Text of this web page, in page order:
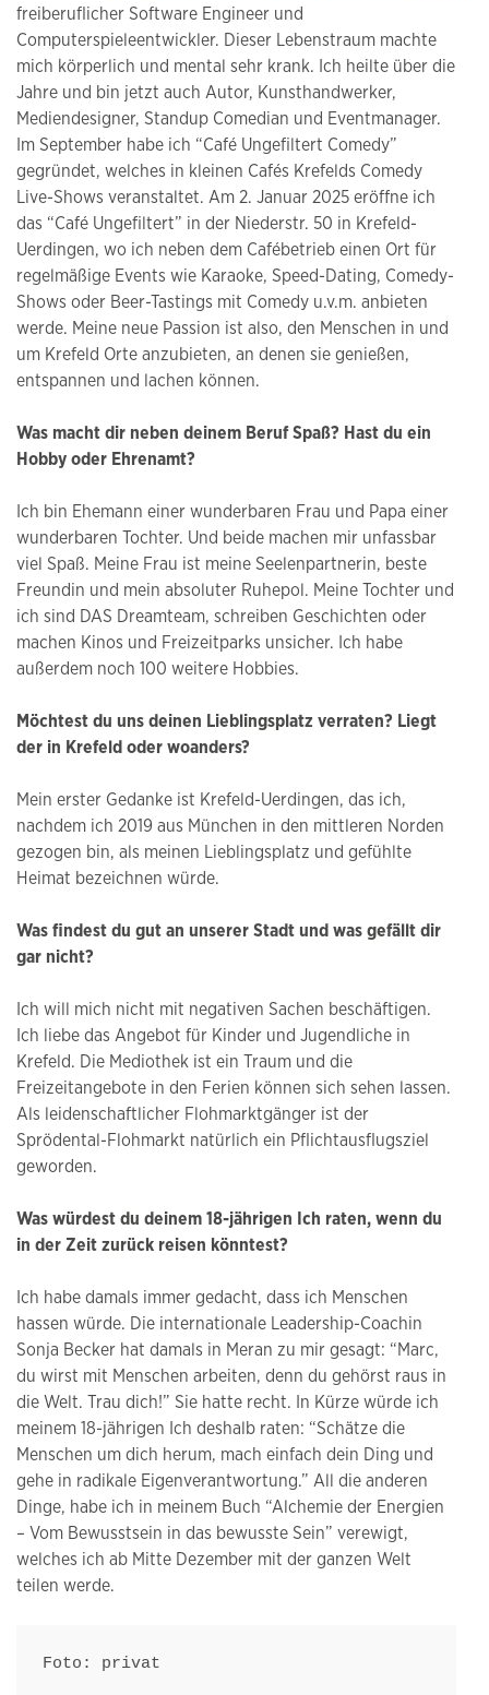
freiberuflicher Software Engineer und
Computerspieleentwickler. Dieser Lebenstraum machte
mich körperlich und mental sehr krank. Ich heilte über die
Jahre und bin jetzt auch Autor, Kunsthandwerker,
Mediendesigner, Standup Comedian und Eventmanager.
Im September habe ich “Café Ungefiltert Comedy”
gegründet, welches in kleinen Cafés Krefelds Comedy
Live-Shows veranstaltet. Am 2. Januar 2025 eröffne ich
das “Café Ungefiltert” in der Niederstr. 50 in Krefeld-
Uerdingen, wo ich neben dem Cafébetrieb einen Ort für
regelmäßige Events wie Karaoke, Speed-Dating, Comedy-
Shows oder Beer-Tastings mit Comedy u.v.m. anbieten
werde. Meine neue Passion ist also, den Menschen in und
um Krefeld Orte anzubieten, an denen sie genießen,
entspannen und lachen können.
Was macht dir neben deinem Beruf Spaß? Hast du ein
Hobby oder Ehrenamt?
Ich bin Ehemann einer wunderbaren Frau und Papa einer
wunderbaren Tochter. Und beide machen mir unfassbar
viel Spaß. Meine Frau ist meine Seelenpartnerin, beste
Freundin und mein absoluter Ruhepol. Meine Tochter und
ich sind DAS Dreamteam, schreiben Geschichten oder
machen Kinos und Freizeitparks unsicher. Ich habe
außerdem noch 100 weitere Hobbies.
Möchtest du uns deinen Lieblingsplatz verraten? Liegt
der in Krefeld oder woanders?
Mein erster Gedanke ist Krefeld-Uerdingen, das ich,
nachdem ich 2019 aus München in den mittleren Norden
gezogen bin, als meinen Lieblingsplatz und gefühlte
Heimat bezeichnen würde.
Was findest du gut an unserer Stadt und was gefällt dir
gar nicht?
Ich will mich nicht mit negativen Sachen beschäftigen.
Ich liebe das Angebot für Kinder und Jugendliche in
Krefeld. Die Mediothek ist ein Traum und die
Freizeitangebote in den Ferien können sich sehen lassen.
Als leidenschaftlicher Flohmarktgänger ist der
Sprödental-Flohmarkt natürlich ein Pflichtausflugsziel
geworden.
Was würdest du deinem 18-jährigen Ich raten, wenn du
in der Zeit zurück reisen könntest?
Ich habe damals immer gedacht, dass ich Menschen
hassen würde. Die internationale Leadership-Coachin
Sonja Becker hat damals in Meran zu mir gesagt: “Marc,
du wirst mit Menschen arbeiten, denn du gehörst raus in
die Welt. Trau dich!” Sie hatte recht. In Kürze würde ich
meinem 18-jährigen Ich deshalb raten: “Schätze die
Menschen um dich herum, mach einfach dein Ding und
gehe in radikale Eigenverantwortung.” All die anderen
Dinge, habe ich in meinem Buch “Alchemie der Energien
– Vom Bewusstsein in das bewusste Sein” verewigt,
welches ich ab Mitte Dezember mit der ganzen Welt
teilen werde.
Foto: privat